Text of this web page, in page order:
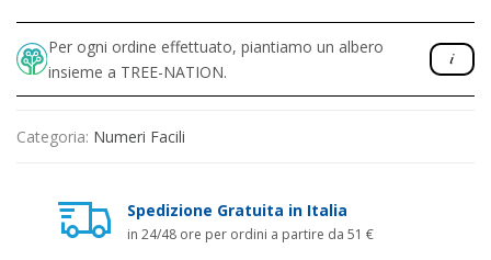
Per ogni ordine effettuato, piantiamo un albero
insieme a TREE-NATION.
Categoria: Numeri Facili
Spedizione Gratuita in Italia
in 24/48 ore per ordini a partire da 51 €